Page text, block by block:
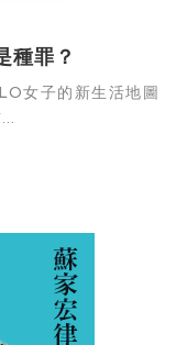
種罪？
女子的新生活地圖